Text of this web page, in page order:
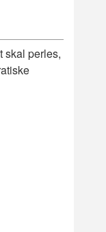
skal perles,